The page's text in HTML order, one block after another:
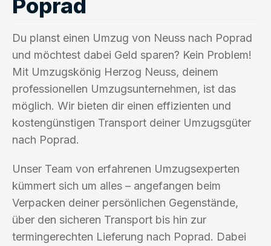
Poprad
Du planst einen Umzug von Neuss nach Poprad
und möchtest dabei Geld sparen? Kein Problem!
Mit Umzugskönig Herzog Neuss, deinem
professionellen Umzugsunternehmen, ist das
möglich. Wir bieten dir einen effizienten und
kostengünstigen Transport deiner Umzugsgüter
nach Poprad.
Unser Team von erfahrenen Umzugsexperten
kümmert sich um alles – angefangen beim
Verpacken deiner persönlichen Gegenstände,
über den sicheren Transport bis hin zur
termingerechten Lieferung nach Poprad. Dabei